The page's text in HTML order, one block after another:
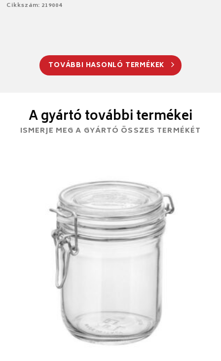
Cikkszám: 219004
TOVÁBBI HASONLÓ TERMÉKEK
A gyártó további termékei
ISMERJE MEG A GYÁRTÓ ÖSSZES TERMÉKÉT